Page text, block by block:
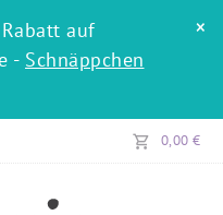
auf
- Schnäppchen
×
0,00 €